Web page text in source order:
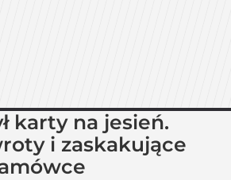
karty na jesień.
i zaskakujące